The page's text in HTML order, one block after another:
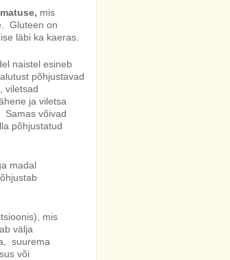
mis
Gluteen on
läbi ka kaeras.
naistel esineb
põhjustavad
viletsad
ja viletsa
Samas võivad
põhjustatud
madal
mis
välja
suurema
või